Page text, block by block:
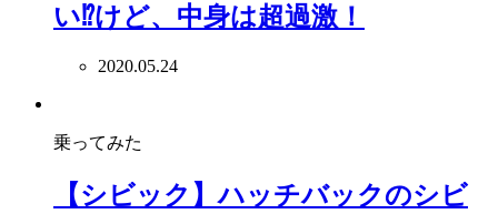
い⁉けど、中身は超過激！
2020.05.24
乗ってみた
【シビック】ハッチバックのシビ